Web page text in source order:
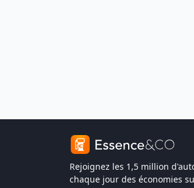
Rejoignez les 1,5 million
chaque jour des économies